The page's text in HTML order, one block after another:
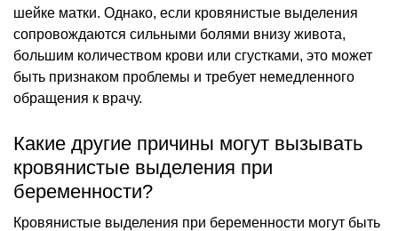
шейке матки. Однако, если кровянистые выделения
сопровождаются сильными болями внизу живота,
большим количеством крови или сгустками, это может
быть признаком проблемы и требует немедленного
обращения к врачу.
Какие другие причины могут вызывать
кровянистые выделения при
беременности?
Кровянистые выделения при беременности могут быть